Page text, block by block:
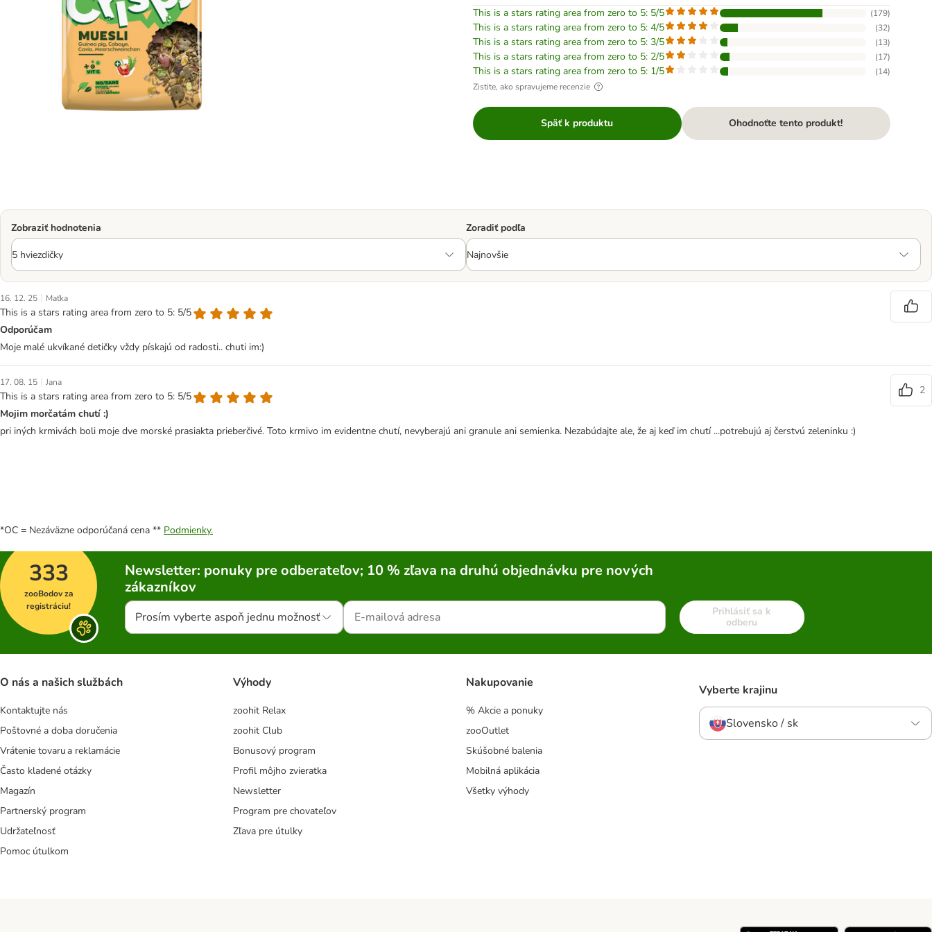
This is a stars rating area from zero to 5: 5/5
(179)
This is a stars rating area from zero to 5: 4/5 (32)
This is a stars rating area from zero to 5: 3/5 (13)
This is a stars rating area from zero to 5: 2/5 (17)
This is a stars rating area from zero to 5: 1/5 (14)
Zistite, ako spravujeme recenzie
Späť k produktu Ohodnoťte tento produkt!
Zobraziť hodnotenia Zoradiť podľa
16. 12. 25 | Maťka
This is a stars rating area from zero to 5: 5/5
Odporúčam
Moje malé ukvíkané detičky vždy pískajú od radosti.. chuti im:)
17. 08. 15 | Jana
This is a stars rating area from zero to 5: 5/5
2
Mojim morčatám chutí :)
pri iných krmivách boli moje dve morské prasiakta prieberčivé. Toto krmivo im evidentne chutí, nevyberajú ani granule ani semienka. Nezabúdajte ale, že aj keď im chutí ...potrebujú aj čerstvú zeleninku :)
*OC = Nezáväzne odporúčaná cena ** Podmienky.
333
zooBodov za
registráciu!
Newsletter: ponuky pre odberateľov; 10 % zľava na druhú objednávku pre nových
zákazníkov
Prosím vyberte aspoň jednu možnosť
Prihlásiť sa k
odberu
O nás a našich službách
Kontaktujte nás
Poštovné a doba doručenia
Vrátenie tovaru a reklamácie
Často kladené otázky
Magazín
Partnerský program
Udržateľnosť
Pomoc útulkom
Výhody
zoohit Relax
zoohit Club
Bonusový program
Profil môjho zvieratka
Newsletter
Program pre chovateľov
Zľava pre útulky
Nakupovanie
% Akcie a ponuky
zooOutlet
Skúšobné balenia
Mobilná aplikácia
Všetky výhody
Vyberte krajinu
Slovensko / sk